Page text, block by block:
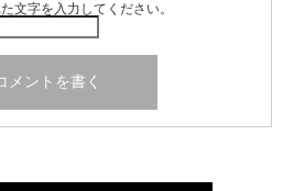
文字を入力してください。